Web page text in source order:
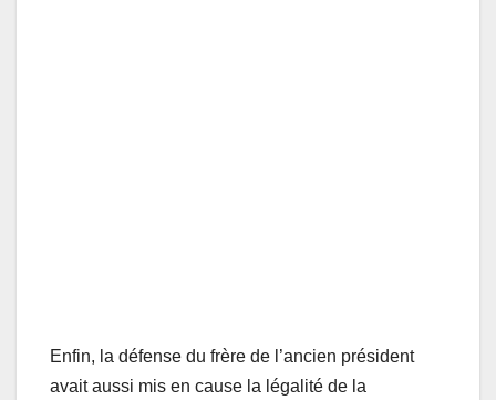
Enfin, la défense du frère de l’ancien président
avait aussi mis en cause la légalité de la